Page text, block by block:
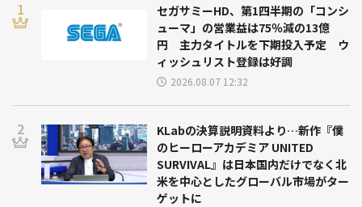
セガサミーHD、第1四半期の「コンシ
ューマ」の営業益は75％減の13億
円 主力タイトルを下期投入予定 ウ
ィッシュリスト登録は好調
2026.08.07 12:32
KLabの決算説明資料より…新作『僕
のヒーローアカデミア UNITED
SURVIVAL』は日本国内だけでなく北
米を中心としたグローバル市場がター
ゲットに